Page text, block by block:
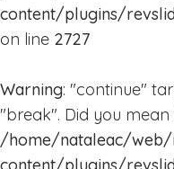
content/plugins/
on line 2727
Warning: "continue"
"break". Did you
/home/nataleac/web/
2017
Bambini
La
Mappa